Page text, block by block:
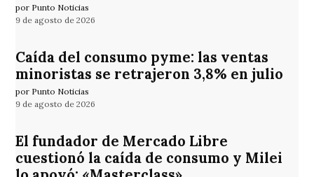
por Punto Noticias
9 de agosto de 2026
Caída del consumo pyme: las ventas
minoristas se retrajeron 3,8% en julio
por Punto Noticias
9 de agosto de 2026
El fundador de Mercado Libre
cuestionó la caída de consumo y Milei